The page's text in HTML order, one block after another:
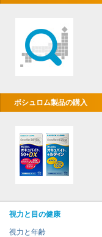
ボシュロム製品の購入
視力と目の健康
視力と年齢